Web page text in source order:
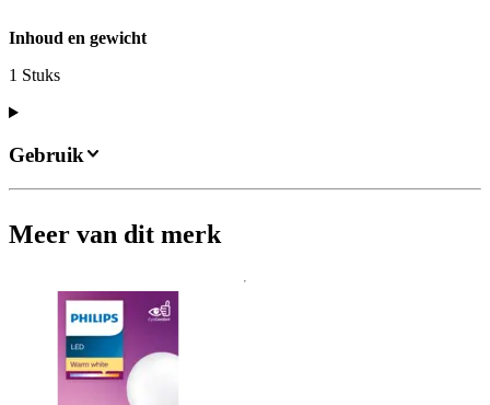
Inhoud en gewicht
1 Stuks
Gebruik
Meer van dit merk